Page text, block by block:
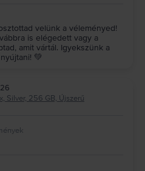
velünk a véleményed!
is elégedett vagy a
amit vártál. Igyekszünk a
💚
Silver, 256 GB, Újszerű